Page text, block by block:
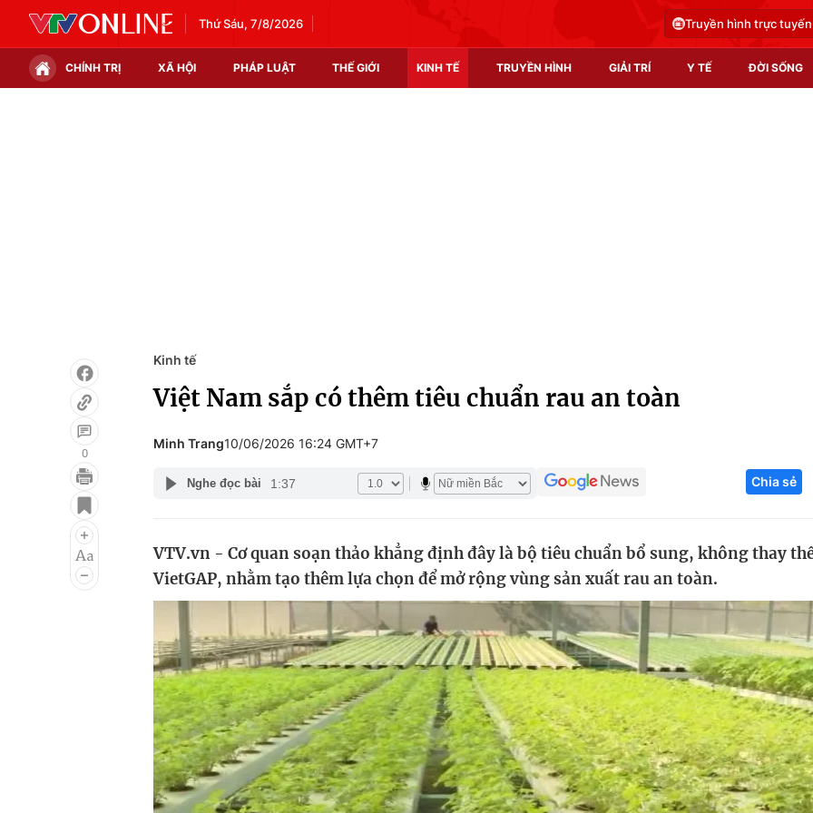
Thứ Sáu, 7/8/2026 Truyền hình trực tuyến
CHÍNH TRỊ XÃ HỘI PHÁP LUẬT THẾ GIỚI KINH TẾ TRUYỀN HÌNH GIẢI TRÍ Y TẾ ĐỜI SỐNG
Điện ảnh
Âm nhạc
Làm đẹp
Chất lượng cuộc sống
Giáo dục
Học trực tuyến
Công nghệ
Sản phẩm
Thị trường
Tư vấn
0
Kinh tế
Việt Nam sắp có thêm tiêu chuẩn rau an toàn
Minh Trang10/06/2026 16:24 GMT+7
Nghe đọc bài 1:37 Chia sẻ
VTV.vn - Cơ quan soạn thảo khẳng định đây là bộ tiêu chuẩn bổ sung, không thay
VietGAP, nhằm tạo thêm lựa chọn để mở rộng vùng sản xuất rau an toàn.